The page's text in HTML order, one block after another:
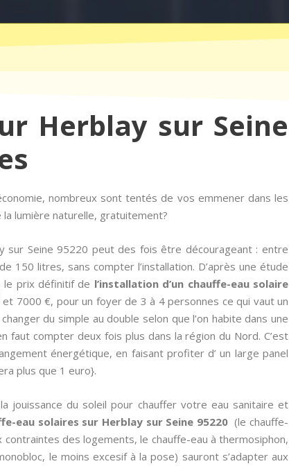
Herblay sur Seine
nombreux sont tentés de vos emmener dans les
lumière naturelle, gratuitement?
sur Seine 95220 peut des fois être décourageant : entre
150 litres, sans compter l’installation. D’après une étude
le prix définitif de l’installation d’un chauffe-eau solaire
7000 €, pour un foyer de 3 à 4 personnes ce qui vaut un
du simple au double selon que l’on habite dans une
faut compter deux fois plus dans la région du Nord. C’est
énergétique, en faisant profiter d’ un large panel
plus que 1 euro}.
jouissance du soleil pour chauffer votre eau sanitaire et
eau solaires sur Herblay sur Seine 95220 (le chauffe-
des logements, le chauffe-eau à thermosiphon,
le moins excesif à la pose) sauront s’adapter aux